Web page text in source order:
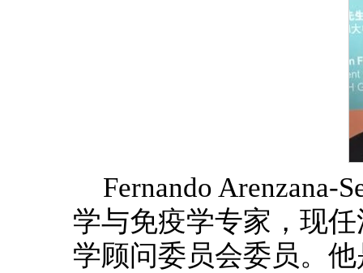
Fernando Arenzana-
学与免疫学专家，现
学顾问委员会委员。